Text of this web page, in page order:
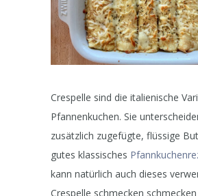
Crespelle sind die italienische
Pfannenkuchen. Sie
zusätzlich zugefügte, flüssige
gutes klassisches
kann natürlich auch dieses
Crespelle schmecken